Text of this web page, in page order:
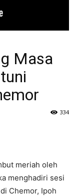
Masa
334
meriah oleh
menghadiri sesi
Chemor, Ipoh